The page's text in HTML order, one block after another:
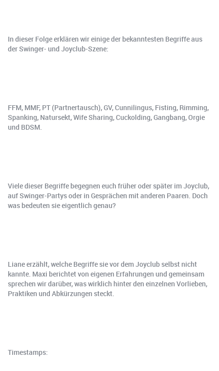
In dieser Folge erklären wir einige der bekanntesten Begriffe aus
der Swinger- und Joyclub-Szene:
FFM, MMF, PT (Partnertausch), GV, Cunnilingus, Fisting, Rimming,
Spanking, Natursekt, Wife Sharing, Cuckolding, Gangbang, Orgie
und BDSM.
Viele dieser Begriffe begegnen euch früher oder später im Joyclub,
auf Swinger-Partys oder in Gesprächen mit anderen Paaren. Doch
was bedeuten sie eigentlich genau?
Liane erzählt, welche Begriffe sie vor dem Joyclub selbst nicht
kannte. Maxi berichtet von eigenen Erfahrungen und gemeinsam
sprechen wir darüber, was wirklich hinter den einzelnen Vorlieben,
Praktiken und Abkürzungen steckt.
Timestamps: